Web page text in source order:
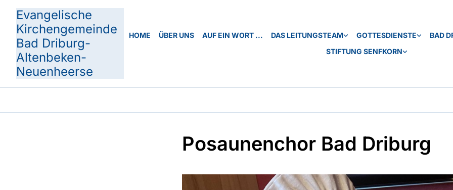
Evangelische
Kirchengemeinde
Bad Driburg-
Altenbeken-
Neuenheerse
HOME ÜBER UNS AUF EIN WORT ... DAS LEITUNGSTEAM GOTTESDIENSTE BAD
STIFTUNG SENFKORN
Posaunenchor Bad Driburg